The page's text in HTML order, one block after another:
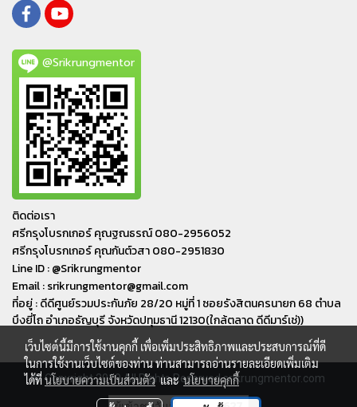
@Srikrungmentor
ติดต่อเรา
ศรีกรุงโบรกเกอร์ คุณฐณธรณ์ 080-2956052
ศรีกรุงโบรกเกอร์ คุณกันต์วสา 080-2951830
Line ID : @Srikrungmentor
Email : srikrungmentor@gmail.com
ที่อยู่ : ดีดีศูนย์รวมประกันภัย 28/20 หมู่ที่ 1 ซอยรังสิตนครนายก 68 ตำบล
บึงยี่โถ อำเภอ​ธัญบุรี​ จังหวัดปทุมธานี​ 12130(ใกล้ตลาด ดีดีมาร์เช่))
© Copyright 2019 All Rights Reserved srikrungmentor.com
เว็บไซต์นี้มีการใช้งานคุกกี้ เพื่อเพิ่มประสิทธิภาพและประสบการณ์ที่ดี
ในการใช้งานเว็บไซต์ของท่าน ท่านสามารถอ่านรายละเอียดเพิ่มเติม
ได้ที่นโยบายความเป็นส่วนตัวและนโยบายคุกกี้